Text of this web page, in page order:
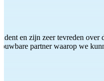
en zijn zeer tevreden
partner waarop we